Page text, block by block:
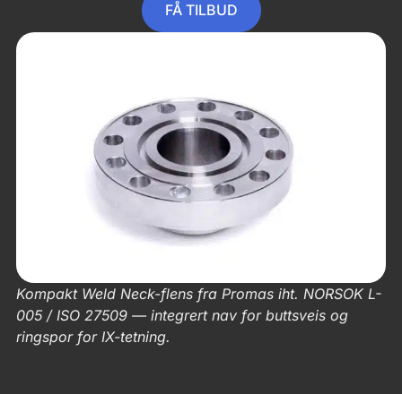
FÅ TILBUD
Kompakt Weld Neck-flens fra Promas iht. NORSOK L-
005 / ISO 27509 — integrert nav for buttsveis og
ringspor for IX-tetning.
E-post*